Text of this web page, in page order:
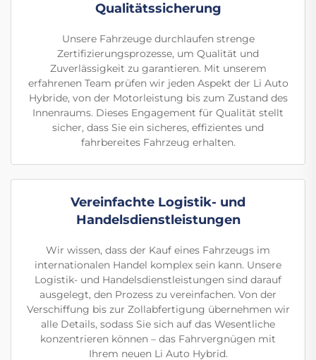
Qualitätssicherung
Unsere Fahrzeuge durchlaufen strenge
Zertifizierungsprozesse, um Qualität und
Zuverlässigkeit zu garantieren. Mit unserem
erfahrenen Team prüfen wir jeden Aspekt der Li Auto
Hybride, von der Motorleistung bis zum Zustand des
Innenraums. Dieses Engagement für Qualität stellt
sicher, dass Sie ein sicheres, effizientes und
fahrbereites Fahrzeug erhalten.
Vereinfachte Logistik- und
Handelsdienstleistungen
Wir wissen, dass der Kauf eines Fahrzeugs im
internationalen Handel komplex sein kann. Unsere
Logistik- und Handelsdienstleistungen sind darauf
ausgelegt, den Prozess zu vereinfachen. Von der
Verschiffung bis zur Zollabfertigung übernehmen wir
alle Details, sodass Sie sich auf das Wesentliche
konzentrieren können – das Fahrvergnügen mit
Ihrem neuen Li Auto Hybrid.